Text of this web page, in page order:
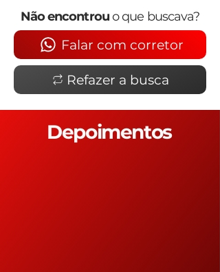
Não encontrouo que buscava?
Falar com corretor
Refazer a busca
Depoimentos